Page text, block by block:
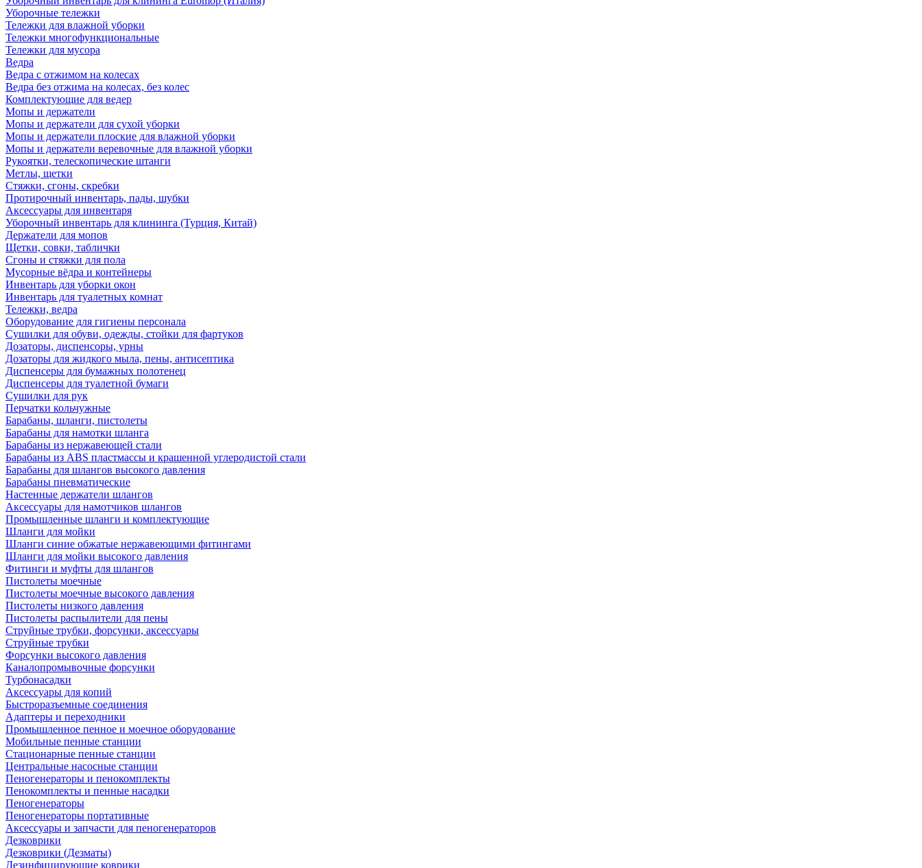
Уборочные тележки
Тележки для влажной уборки
Тележки многофункциональные
Тележки для мусора
Ведра
Ведра с отжимом на колесах
Ведра без отжима на колесах, без колес
Комплектующие для ведер
Мопы и держатели
Мопы и держатели для сухой уборки
Мопы и держатели плоские для влажной уборки
Мопы и держатели веревочные для влажной уборки
Рукоятки, телескопические штанги
Метлы, щетки
Стяжки, сгоны, скребки
Протирочный инвентарь, пады, шубки
Аксессуары для инвентаря
Уборочный инвентарь для клининга (Турция, Китай)
Держатели для мопов
Щетки, совки, таблички
Сгоны и стяжки для пола
Мусорные вёдра и контейнеры
Инвентарь для уборки окон
Инвентарь для туалетных комнат
Тележки, ведра
Оборудование для гигиены персонала
Сушилки для обуви, одежды, стойки для фартуков
Дозаторы, диспенсоры, урны
Дозаторы для жидкого мыла, пены, антисептика
Диспенсеры для бумажных полотенец
Диспенсеры для туалетной бумаги
Сушилки для рук
Перчатки кольчужные
Барабаны, шланги, пистолеты
Барабаны для намотки шланга
Барабаны из нержавеющей стали
Барабаны из ABS пластмассы и крашенной углеродистой стали
Барабаны для шлангов высокого давления
Барабаны пневматические
Настенные держатели шлангов
Аксессуары для намотчиков шлангов
Промышленные шланги и комплектующие
Шланги для мойки
Шланги синие обжатые нержавеющими фитингами
Шланги для мойки высокого давления
Фитинги и муфты для шлангов
Пистолеты моечные
Пистолеты моечные высокого давления
Пистолеты низкого давления
Пистолеты распылители для пены
Струйные трубки, форсунки, аксессуары
Струйные трубки
Форсунки высокого давления
Каналопромывочные форсунки
Турбонасадки
Аксессуары для копий
Быстроразъемные соединения
Адаптеры и переходники
Промышленное пенное и моечное оборудование
Мобильные пенные станции
Стационарные пенные станции
Центральные насосные станции
Пеногенераторы и пенокомплекты
Пенокомплекты и пенные насадки
Пеногенераторы
Пеногенераторы портативные
Аксессуары и запчасти для пеногенераторов
Дезковрики
Дезковрики (Дезматы)
Дезинфицирующие коврики